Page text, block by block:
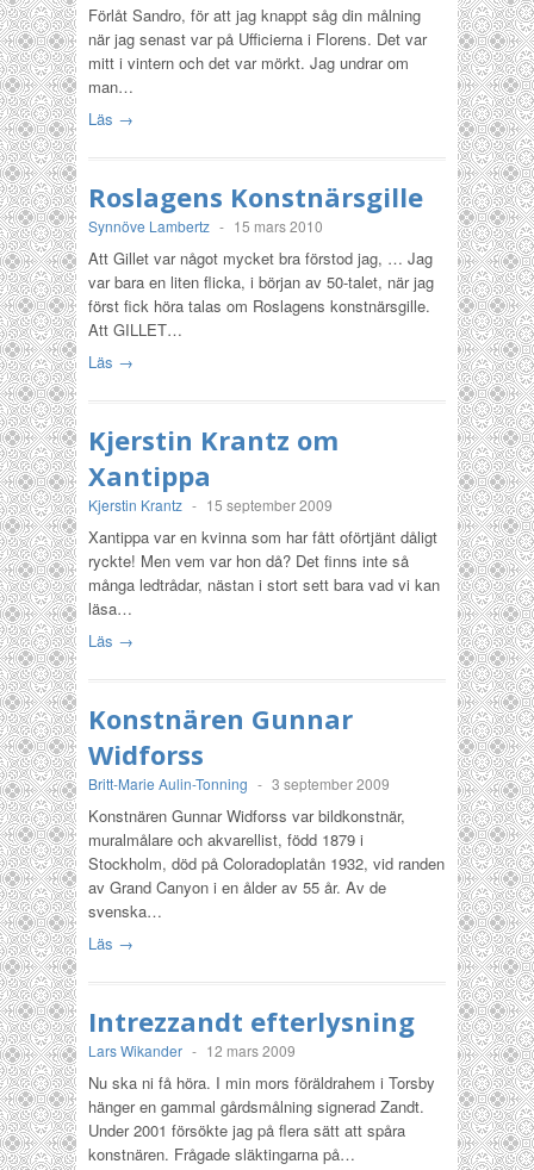
Förlåt Sandro, för att jag knappt såg din målning
när jag senast var på Ufficierna i Florens. Det var
mitt i vintern och det var mörkt. Jag undrar om
man…
Läs →
Roslagens Konstnärsgille
Synnöve Lambertz - 15 mars 2010
Att Gillet var något mycket bra förstod jag, … Jag
var bara en liten flicka, i början av 50-talet, när jag
först fick höra talas om Roslagens konstnärsgille.
Att GILLET…
Läs →
Kjerstin Krantz om
Xantippa
Kjerstin Krantz - 15 september 2009
Xantippa var en kvinna som har fått oförtjänt dåligt
ryckte! Men vem var hon då? Det finns inte så
många ledtrådar, nästan i stort sett bara vad vi kan
läsa…
Läs →
Konstnären Gunnar
Widforss
Britt-Marie Aulin-Tonning - 3 september 2009
Konstnären Gunnar Widforss var bildkonstnär,
muralmålare och akvarellist, född 1879 i
Stockholm, död på Coloradoplatån 1932, vid randen
av Grand Canyon i en ålder av 55 år. Av de
svenska…
Läs →
Intrezzandt efterlysning
Lars Wikander - 12 mars 2009
Nu ska ni få höra. I min mors föräldrahem i Torsby
hänger en gammal gårdsmålning signerad Zandt.
Under 2001 försökte jag på flera sätt att spåra
konstnären. Frågade släktingarna på…